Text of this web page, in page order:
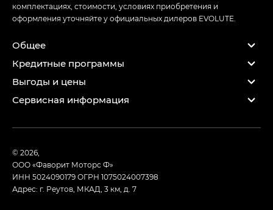
комплектациях, стоимости, условиях приобретения и
оформления уточняйте у официальных дилеров EVOLUTE.
Общее
Кредитные программы
Выгоды и цены
Сервисная информация
© 2026,
ООО «Фаворит Моторс Ф»
ИНН 5024090179ОГРН 1075024007398
Адрес: г. Реутов, МКАД, 3 км, д. 7